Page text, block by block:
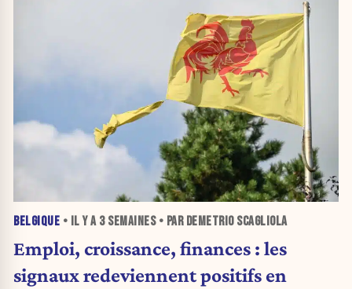
BELGIQUE • IL Y A 3 SEMAINES• PAR DEMETRIO SCAGLIOLA
Emploi, croissance, finances : les
signaux redeviennent positifs en